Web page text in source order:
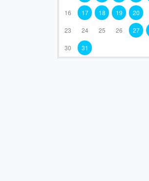
16 17 18 19 20
23 24 25 26 27
30 31